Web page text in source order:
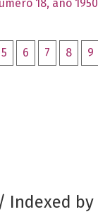
18, año 1950
5 6 7 8 9
Indexed by